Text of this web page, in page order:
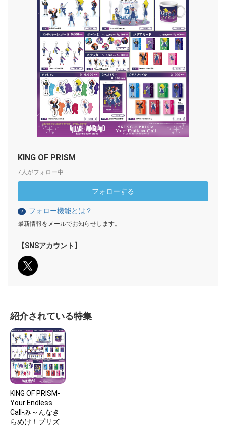
KING OF PRISM
7人がフォロー中
フォローする
？ フォロー機能とは？
最新情報をメールでお知らせします。
【SNSアカウント】
紹介されている特集
KING OF PRISM-
Your Endless
Call-み～んなき
らめけ！プリズ